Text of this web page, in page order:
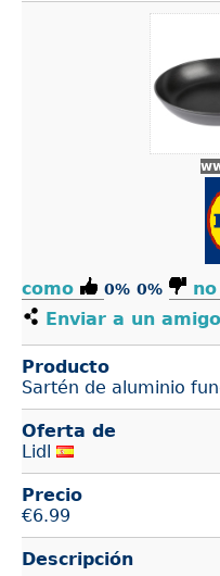
como 0% 0%
Enviar a un amigo
Producto
Sartén de aluminio
Oferta de
Lidl
Precio
€6.99
Descripción